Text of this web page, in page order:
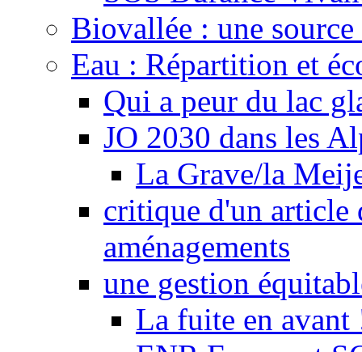
Biovallée : une
Eau : Répartition et
Qui a peur du lac
JO 2030 dans les
La Grave/la
critique d'un article
aménagements
une gestion
La fuite en avant